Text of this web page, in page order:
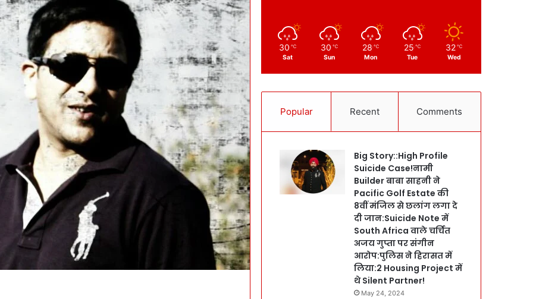
30 ℃
Sat
30 ℃
Sun
28 ℃
Mon
25 ℃
Tue
32 ℃
Wed
Popular Recent Comments
Big Story::High Profile
Suicide Case!नामी
Builder बाबा साहनी ने
Pacific Golf Estate की
8वीं मंजिल से छलांग लगा दे
दी जान:Suicide Note में
South Africa वाले चर्चित
अजय गुप्ता पर संगीन
आरोप:पुलिस ने हिरासत में
लिया:2 Housing Project में
थे Silent Partner!
May 24, 2024